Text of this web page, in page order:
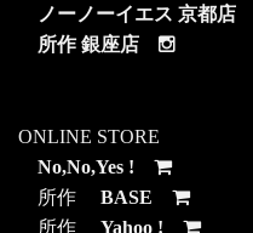
ノーノーイエス 京都店
所作 銀座店
ONLINE STORE
No,No,Yes !
所作 BASE
所作 Yahoo !